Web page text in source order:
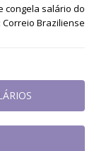
congela salário do
Braziliense